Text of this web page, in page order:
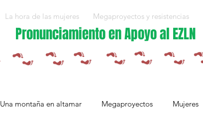
La hora de las mujeres Megaproyectos y resistencias
Pronunciamiento en Apoyo al EZLN
Una montaña en altamar Megaproyectos Mujeres